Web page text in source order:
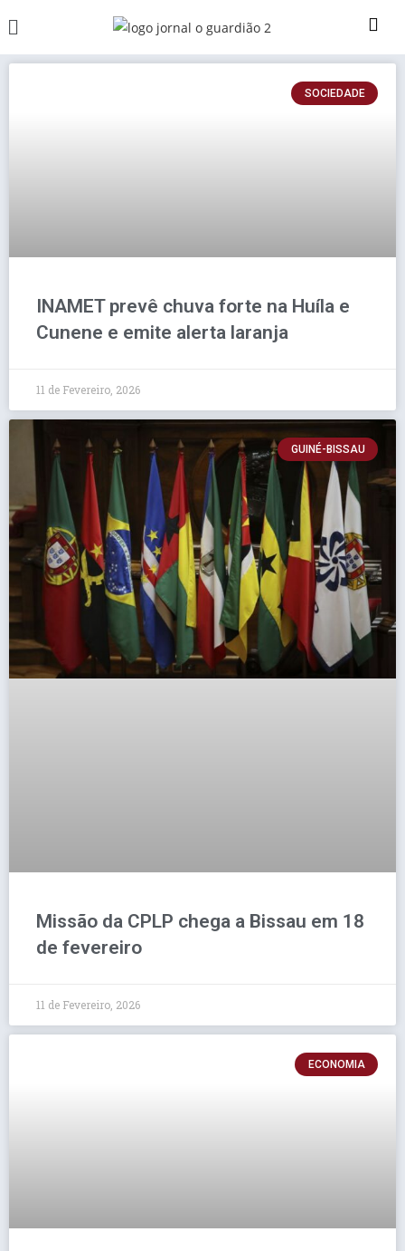
SOCIEDADE
INAMET prevê chuva forte na Huíla e
Cunene e emite alerta laranja
11 de Fevereiro, 2026
GUINÉ-BISSAU
Missão da CPLP chega a Bissau em 18
de fevereiro
11 de Fevereiro, 2026
ECONOMIA